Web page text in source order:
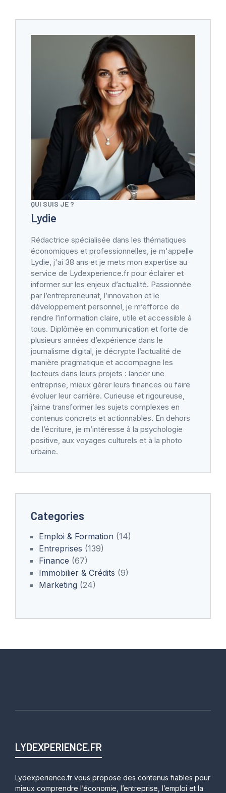
QUI SUIS JE ?
Lydie
Rédactrice spécialisée dans les thématiques
économiques et professionnelles, je m'appelle
Lydie, j'ai 38 ans et je mets mon expertise au
service de Lydexperience.fr pour éclairer et
informer sur les enjeux d’actualité. Passionnée
par l’entrepreneuriat, l’innovation et le
développement personnel, je m’efforce de
rendre l’information claire, utile et accessible à
tous. Diplômée en communication et forte de
plusieurs années d’expérience dans le
journalisme digital, je décrypte l’actualité de
manière pragmatique et accompagne les
lecteurs dans leurs projets : lancer une
entreprise, mieux gérer leurs finances ou faire
évoluer leur carrière. Curieuse et rigoureuse,
j’aime transformer les sujets complexes en
contenus concrets et actionnables. En dehors
de l’écriture, je m’intéresse à la psychologie
positive, aux voyages culturels et à la photo
urbaine.
Categories
Emploi & Formation (14)
Entreprises (139)
Finance (67)
Immobilier & Crédits (9)
Marketing (24)
LYDEXPERIENCE.FR
Lydexperience.fr vous propose des contenus fiables pour
mieux comprendre l’économie, l’entreprise, l’emploi et la